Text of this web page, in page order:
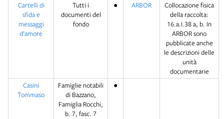
Cartelli di
sfida e
messaggi
d’amore
Tutti i
documenti del
fondo
● ARBOR
Collocazione fisica
della raccolta:
16.a.I.38 a, b. In
ARBOR sono
pubblicate anche
le descrizioni delle
unità
documentarie
Casini
Tommaso
Famiglie notabili
di Bazzano,
Famiglia Rocchi,
b. 7, fasc. 7
●